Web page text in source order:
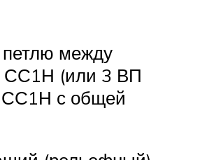
петлю между
СС1Н (или 3 ВП
СС1Н с общей